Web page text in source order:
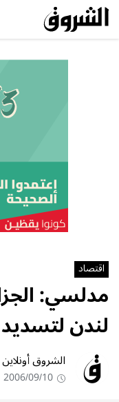
اقتصاد
مدلسي:
لندن
الشروق أونلاين
2006/09/10